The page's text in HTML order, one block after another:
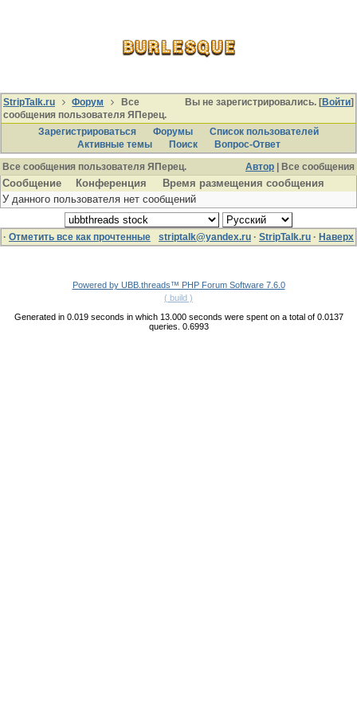
Вы не зарегистрировались. [Войти]
StripTalk.ru Форум
Все
сообщения пользователя ЯПерец.
Зарегистрироваться
Форумы
Список пользователей
Активные темы
Поиcк
Вопрос-Ответ
Автор | Все сообщения
Все сообщения пользователя ЯПерец.
Сообщение Конференция
Время размещения сообщения
У данного пользователя нет сообщений
· Отметить все как прочтенные striptalk@yandex.ru · StripTalk.ru · Наверх
Powered by UBB.threads™ PHP Forum Software 7.6.0
( build )
Generated in 0.019 seconds in which 13.000 seconds were spent on a total of 0.0137
queries. 0.6993